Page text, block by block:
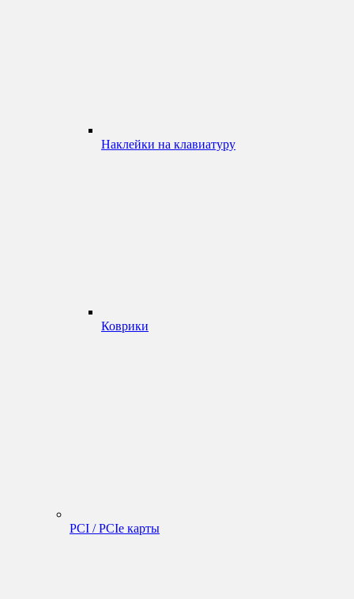
Наклейки на клавиатуру
Коврики
PCI / PCIe карты